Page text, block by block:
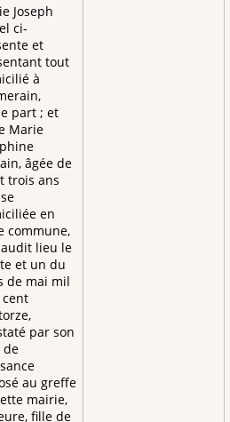
Joseph
ci-
et
tout
à
part ; et
Marie
âgée de
trois ans
en
commune,
lieu le
et un du
de mai mil
par son
de
au greffe
mairie,
fille de